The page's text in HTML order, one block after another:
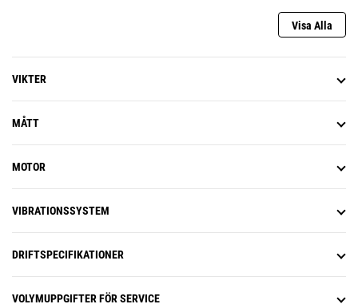
Visa Alla
VIKTER
MÅTT
MOTOR
VIBRATIONSSYSTEM
DRIFTSPECIFIKATIONER
VOLYMUPPGIFTER FÖR SERVICE